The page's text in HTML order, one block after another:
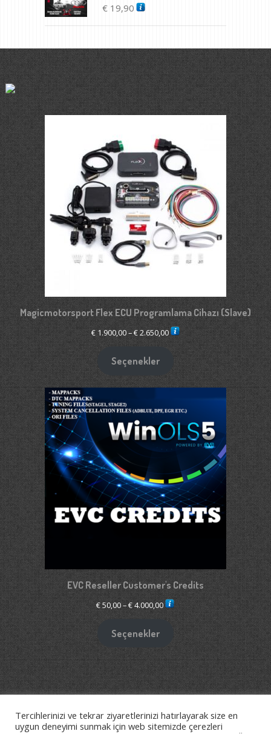
€19,90
Magicmotorsport Flex ECU Programlama Cihazı (Slave)
€1.900,00–€2.650,00Fiyat
aralığı:
€ 1.900,00
€ 2.650,00
Seçenekler
EVC Reseller Customer's Credits
€50,00–€4.000,00Fiyat
aralığı:
€ 4.000,00
Seçenekler
2026©Btperformance - ChipTuning&Garage
Tercihlerinizi ve tekrar ziyaretlerinizi hatırlayarak size en
uygun deneyimi sunmak için web sitemizde çerezleri